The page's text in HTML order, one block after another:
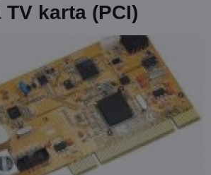
karta (PCI)